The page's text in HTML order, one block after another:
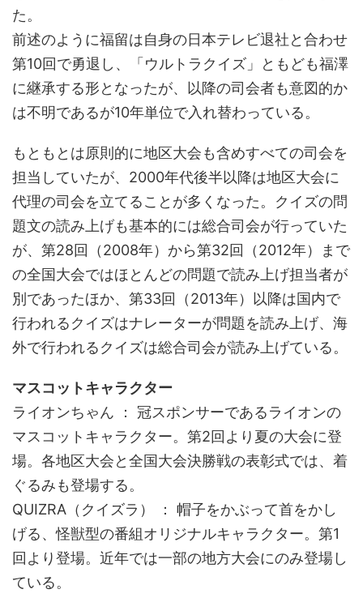
た。
前述のように福留は自身の日本テレビ退社と合わせ
第10回で勇退し、「ウルトラクイズ」ともども福澤
に継承する形となったが、以降の司会者も意図的か
は不明であるが10年単位で入れ替わっている。
もともとは原則的に地区大会も含めすべての司会を
担当していたが、2000年代後半以降は地区大会に
代理の司会を立てることが多くなった。クイズの問
題文の読み上げも基本的には総合司会が行っていた
が、第28回（2008年）から第32回（2012年）まで
の全国大会ではほとんどの問題で読み上げ担当者が
別であったほか、第33回（2013年）以降は国内で
行われるクイズはナレーターが問題を読み上げ、海
外で行われるクイズは総合司会が読み上げている。
マスコットキャラクター
ライオンちゃん ： 冠スポンサーであるライオンの
マスコットキャラクター。第2回より夏の大会に登
場。各地区大会と全国大会決勝戦の表彰式では、着
ぐるみも登場する。
QUIZRA（クイズラ） ： 帽子をかぶって首をかし
げる、怪獣型の番組オリジナルキャラクター。第1
回より登場。近年では一部の地方大会にのみ登場し
ている。